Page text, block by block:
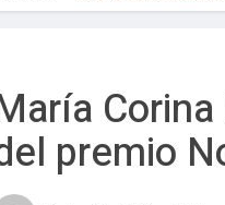
premio